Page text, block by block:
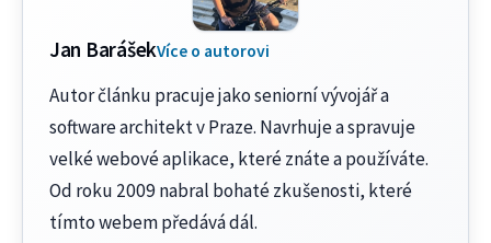
Jan BarášekVíce o autorovi
Autor článku pracuje jako seniorní vývojář a
software architekt v Praze. Navrhuje a spravuje
velké webové aplikace, které znáte a používáte.
Od roku 2009 nabral bohaté zkušenosti, které
tímto webem předává dál.